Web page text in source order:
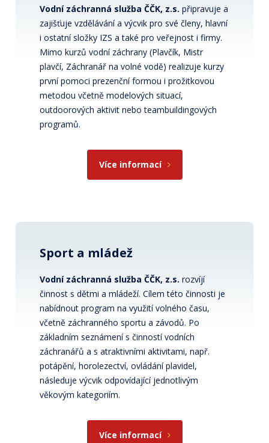
Vodní záchranná služba ČČK, z.s. připravuje a
zajišťuje vzdělávání a výcvik pro své členy, hlavní
i ostatní složky IZS a také pro veřejnost i firmy.
Mimo kurzů vodní záchrany (Plavčík, Mistr
plavčí, Záchranář na volné vodě) realizuje kurzy
první pomoci prezenční formou i prožitkovou
metodou včetně modelových situací,
outdoorových aktivit nebo teambuildingových
programů.
Více informací
Sport a mládež
Vodní záchranná služba ČČK, z.s. rozvíjí
činnost s dětmi a mládeží. Cílem této činnosti je
nabídnout program na využití volného času,
včetně záchranného sportu a závodů. Po
základním seznámení s činností vodních
záchranářů a s atraktivními aktivitami, např.
potápění, horolezectví, ovládání plavidel,
následuje výcvik odpovídající jednotlivým
věkovým kategoriím.
Více informací